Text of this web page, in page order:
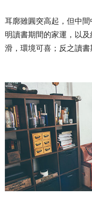
耳廓雖圓突高起，但中
明讀書期間的家運，以
滑，環境可喜；反之讀書